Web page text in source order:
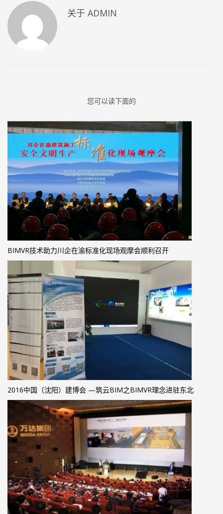
关于 ADMIN
您可以读下面的
BIMVR技术助力川企在渝标准化现场观摩会顺利召开
2016中国（沈阳）建博会 —筑云BIM之BIMVR理念进驻东北